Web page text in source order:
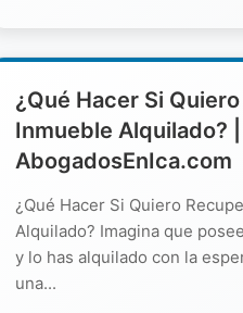
¿Qué Hacer Si
Inmueble Alquilado? |
AbogadosEnIca.com
¿Qué Hacer Si Quiero
Alquilado? Imagina que
y lo has alquilado con la
una...